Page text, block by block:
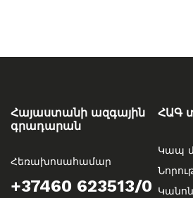
Հայաստանի ազգային
գրադարան
Հեռախոսահամար
+37460 623513/0
ՀԱԳ
Կապ